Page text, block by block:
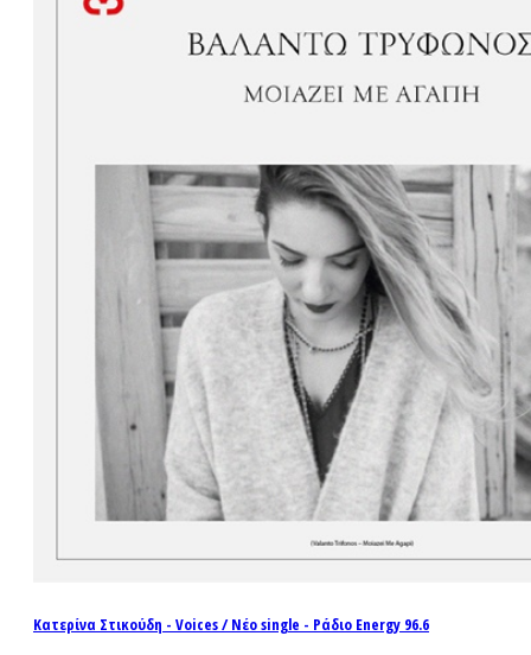
Κατερίνα Στικούδη - Voices / Νέο single - Ράδιο Energy 96.6